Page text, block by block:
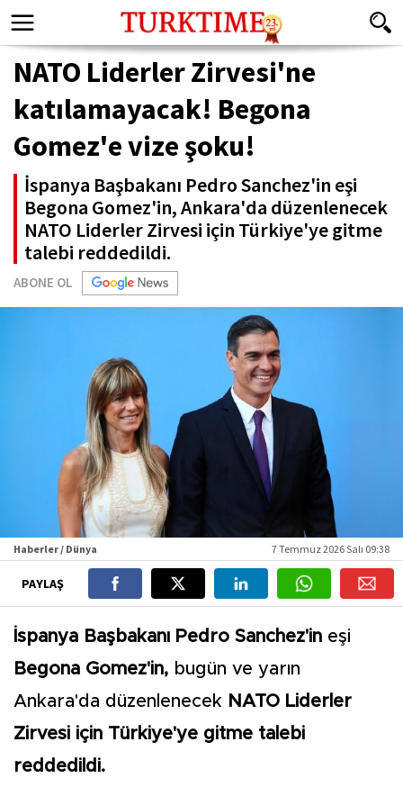
NATO Liderler Zirvesi'ne
katılamayacak! Begona
Gomez'e vize şoku!
İspanya Başbakanı Pedro Sanchez'in eşi
Begona Gomez'in, Ankara'da düzenlenecek
NATO Liderler Zirvesi için Türkiye'ye gitme
talebi reddedildi.
ABONE OL
Haberler / Dünya 7 Temmuz 2026 Salı 09:38
PAYLAŞ
İspanya Başbakanı Pedro Sanchez'in eşi
Begona Gomez'in, bugün ve yarın
Ankara'da düzenlenecek NATO Liderler
Zirvesi için Türkiye'ye gitme talebi
reddedildi.